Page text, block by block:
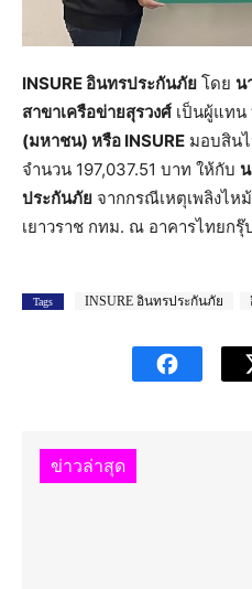
INSURE อินทรประกันภัย โดย น
สาขาเครือข่ายสุรวงศ์ เป็นผู้แทน
(มหาชน) หรือ INSURE มอบสิน
จำนวน 197,037.51 บาท ให้กับ
ประกันภัย จากกรณีเหตุเพลิงไ
เยาวราช กทม. ณ อาคารไทยกรุ๊
Tags INSURE อินทรประกันภัย
ข่าวล่าสุด